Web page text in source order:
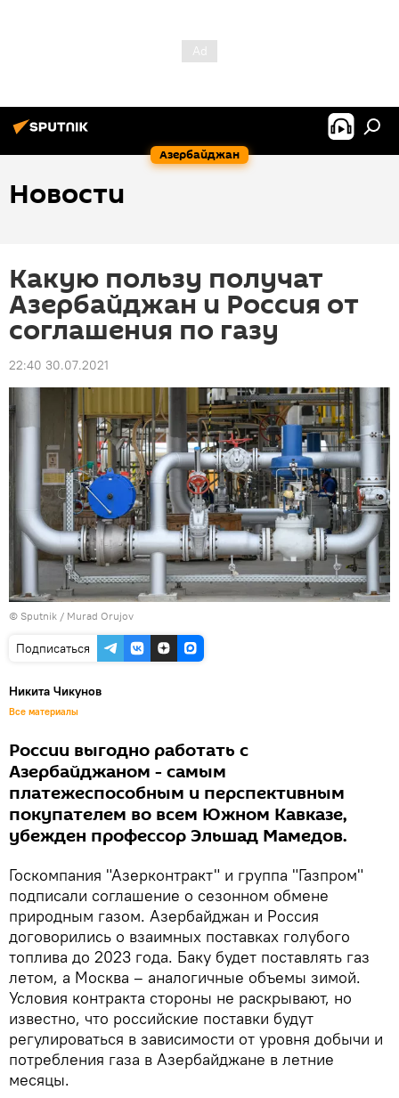
Азербайджан
Новости
Какую пользу получат
Азербайджан и Россия от
соглашения по газу
22:40 30.07.2021
© Sputnik / Murad Orujov
Подписаться
Никита Чикунов
Все материалы
России выгодно работать с
Азербайджаном - самым
платежеспособным и перспективным
покупателем во всем Южном Кавказе,
убежден профессор Эльшад Мамедов.
Госкомпания "Азерконтракт" и группа "Газпром"
подписали соглашение о сезонном обмене
природным газом. Азербайджан и Россия
договорились о взаимных поставках голубого
топлива до 2023 года. Баку будет поставлять газ
летом, а Москва – аналогичные объемы зимой.
Условия контракта стороны не раскрывают, но
известно, что российские поставки будут
регулироваться в зависимости от уровня добычи и
потребления газа в Азербайджане в летние
месяцы.